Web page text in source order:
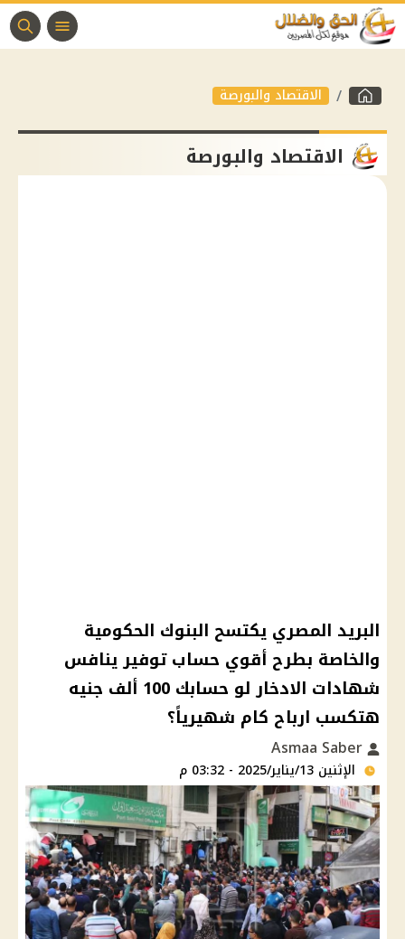
الاقتصاد والبورصة
الاقتصاد والبورصة
البريد المصري يكتسح البنوك الحكومية
والخاصة بطرح أقوي حساب توفير ينافس
شهادات الادخار لو حسابك 100 ألف جنيه
هتكسب ارباح كام شهيرياً؟
الإثنين 13/يناير/2025 - 03:32 م